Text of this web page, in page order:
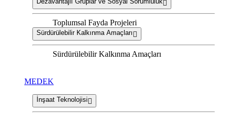
Toplumsal Fayda Projeleri
Sürdürülebilir Kalkınma Amaçları
Sürdürülebilir Kalkınma Amaçları
MEDEK
İnşaat Teknolojisi